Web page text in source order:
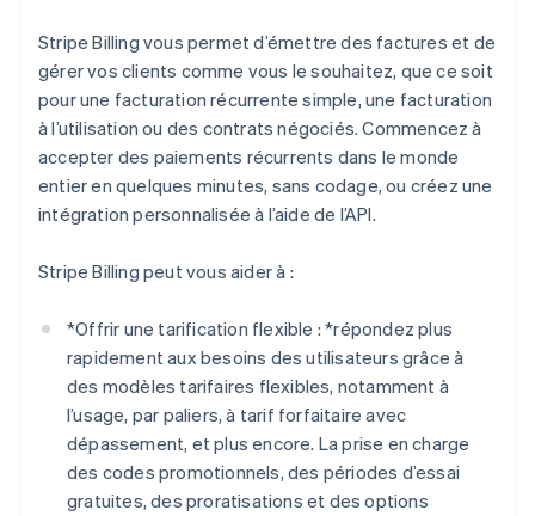
Stripe Billing vous permet d’émettre des factures et de
gérer vos clients comme vous le souhaitez, que ce soit
pour une facturation récurrente simple, une facturation
à l’utilisation ou des contrats négociés. Commencez à
accepter des paiements récurrents dans le monde
entier en quelques minutes, sans codage, ou créez une
intégration personnalisée à l’aide de l’API.
Stripe Billing peut vous aider à :
*Offrir une tarification flexible : *répondez plus
rapidement aux besoins des utilisateurs grâce à
des modèles tarifaires flexibles, notamment à
l’usage, par paliers, à tarif forfaitaire avec
dépassement, et plus encore. La prise en charge
des codes promotionnels, des périodes d’essai
gratuites, des proratisations et des options